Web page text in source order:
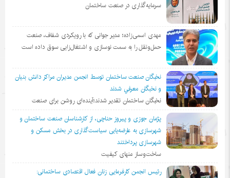
سرمایه‌گذاری در صنعت ساختمان
مهدی اسمی‌زاده؛ مدیر جوانی که با رویکردی شفاف، صنعت
حمل‌ونقل را به سمت نوسازی و اشتغال‌زایی سوق داده است
نخبگان صنعت ساختمان توسط انجمن مديران مراكز دانش بنيان
و نخبگان معرفي شدند
نخبگان ساختمان تقدیر شدند؛آینده‌ای روشن برای صنعت
پژمان جوزی و پیروز حناچی، از کارشناسان صنعت ساختمان و
شهرسازی به عارضه‌یابی سیاست‌گذاری در بخش مسکن و
شهرسازی پرداختند
ساخت‌وساز منهای کیفیت
رئیس انجمن کارفرمایی زنان فعال اقتصادی ساختمانی: